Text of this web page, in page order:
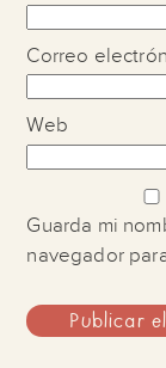
Correo
Web
Guarda mi
navegador